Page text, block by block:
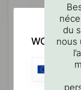
du
nous
WOULD